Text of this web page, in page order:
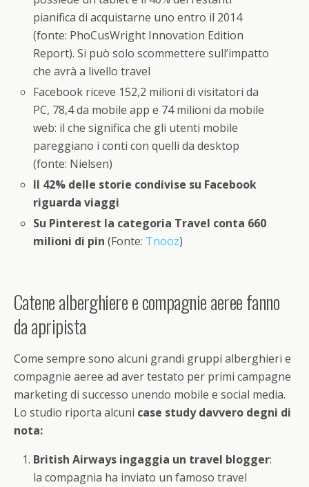
pianifica di acquistarne uno entro il 2014
(fonte: PhoCusWright Innovation Edition
Report). Si può solo scommettere sull’impatto
che avrà a livello travel
Facebook riceve 152,2 milioni di visitatori da
PC, 78,4 da mobile app e 74 milioni da mobile
web: il che significa che gli utenti mobile
pareggiano i conti con quelli da desktop
(fonte: Nielsen)
Il 42% delle storie condivise su Facebook
riguarda viaggi
Su Pinterest la categoria Travel conta 660
milioni di pin (Fonte: Tnooz)
Catene alberghiere e compagnie aeree fanno
da apripista
Come sempre sono alcuni grandi gruppi alberghieri e
compagnie aeree ad aver testato per primi campagne
marketing di successo unendo mobile e social media.
Lo studio riporta alcuni case study davvero degni di
nota:
British Airways ingaggia un travel blogger:
la compagnia ha inviato un famoso travel